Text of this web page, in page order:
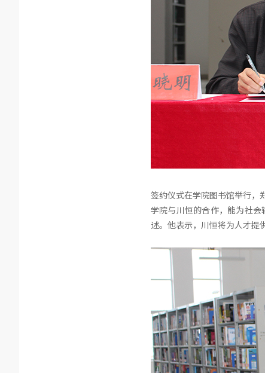
签约仪式在学院图书馆举行，
学院与川恒的合作，能为社
述。他表示，川恒将为人才提